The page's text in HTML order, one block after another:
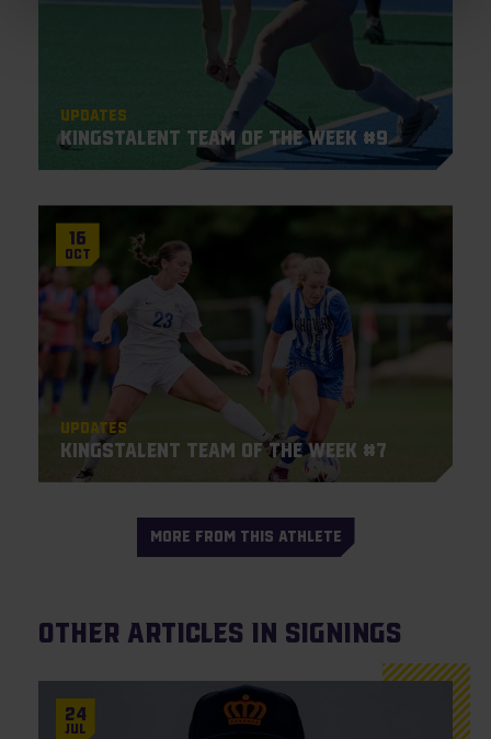
Updates
KingsTalent Team of the Week #9
16
Oct
Updates
Kingstalent Team of the Week #7
MORE FROM THIS ATHLETE
Other articles in Signings
24
Jul